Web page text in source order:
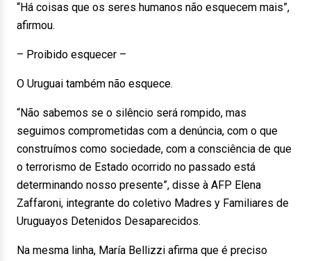
“Há coisas que os seres humanos não esquecem mais”,
afirmou.
– Proibido esquecer –
O Uruguai também não esquece.
“Não sabemos se o silêncio será rompido, mas
seguimos comprometidas com a denúncia, com o que
construímos como sociedade, com a consciência de que
o terrorismo de Estado ocorrido no passado está
determinando nosso presente”, disse à AFP Elena
Zaffaroni, integrante do coletivo Madres y Familiares de
Uruguayos Detenidos Desaparecidos.
Na mesma linha, María Bellizzi afirma que é preciso